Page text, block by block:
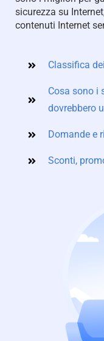
sicurezza su
contenuti Internet
Classifica
Cosa sono i
dovrebbero
Domande e
Sconti,